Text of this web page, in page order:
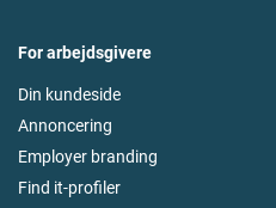
For arbejdsgivere
Din kundeside
Annoncering
Employer branding
Find it-profiler